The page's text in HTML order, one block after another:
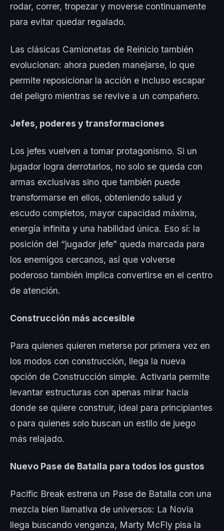
rodar, correr, tropezar y moverse continuamente
para evitar quedar regalado.
Las clásicas Camionetas de Reinicio también
evolucionan: ahora pueden manejarse, lo que
permite reposicionar la acción e incluso escapar
del peligro mientras se revive a un compañero.
Jefes, poderes y transformaciones
Los jefes vuelven a tomar protagonismo. Si un
jugador logra derrotarlos, no solo se queda con
armas exclusivas sino que también puede
transformarse en ellos, obteniendo salud y
escudo completos, mayor capacidad máxima,
energía infinita y una habilidad única. Eso sí: la
posición del “jugador jefe” queda marcada para
los enemigos cercanos, así que volverse
poderoso también implica convertirse en el centro
de atención.
Construcción más accesible
Para quienes quieren meterse por primera vez en
los modos con construcción, llega la nueva
opción de Construcción simple. Activarla permite
levantar estructuras con apenas mirar hacia
donde se quiere construir, ideal para principiantes
o para quienes solo buscan un estilo de juego
más relajado.
Nuevo Pase de Batalla para todos los gustos
Pacific Break estrena un Pase de Batalla con una
mezcla bien llamativa de universos: La Novia
llega buscando venganza, Marty McFly pisa la